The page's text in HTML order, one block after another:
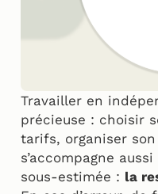
Travailler en
précieuse : choisir
tarifs, organiser
s’accompagne
sous-estimée : la